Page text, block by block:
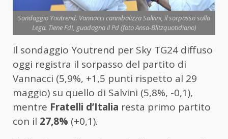
Sondaggio Youtrend. Vannacci cannibalizza Salvini, il sorpasso sulla
Lega. Tiene FdI, guadagna il Pd (foto Ansa-Blitzquotidiano)
Il sondaggio Youtrend per Sky TG24 diffuso
oggi registra il sorpasso del partito di
Vannacci (5,9%, +1,5 punti rispetto al 29
maggio) su quello di Salvini (5,8%, -0,1),
mentre Fratelli d’Italia resta primo partito
con il 27,8% (+0,1).